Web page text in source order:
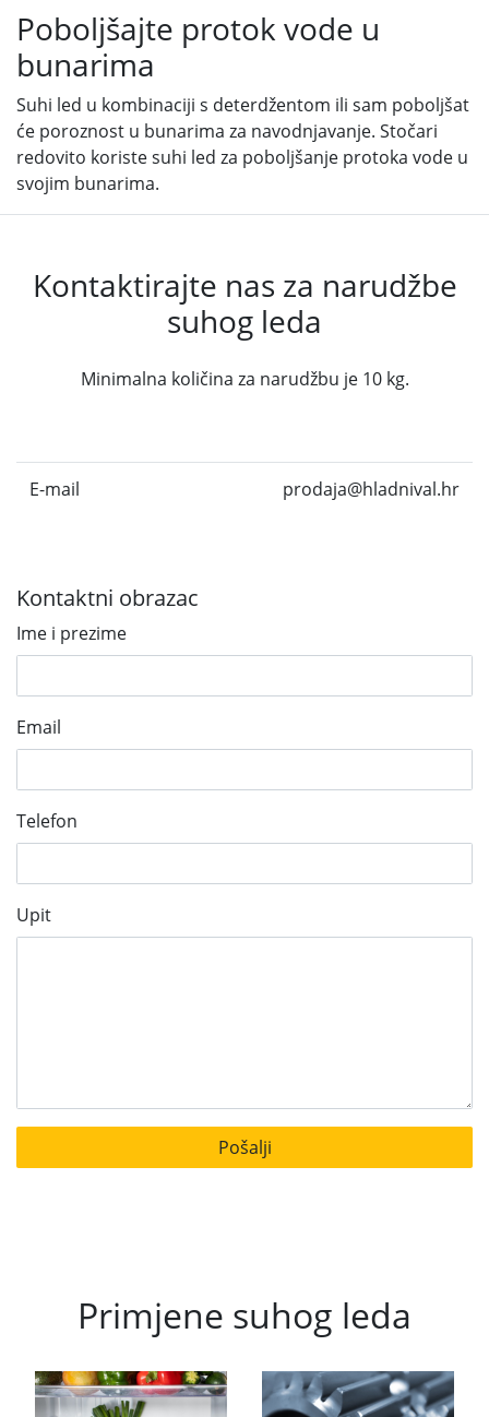
Poboljšajte protok vode u
bunarima
Suhi led u kombinaciji s deterdžentom ili sam poboljšat
će poroznost u bunarima za navodnjavanje. Stočari
redovito koriste suhi led za poboljšanje protoka vode u
svojim bunarima.
Kontaktirajte nas za narudžbe
suhog leda
Minimalna količina za narudžbu je 10 kg.
E-mail prodaja@hladnival.hr
Kontaktni obrazac
Ime i prezime
Email
Telefon
Upit
Primjene suhog leda